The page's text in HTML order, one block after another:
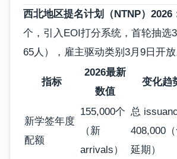
西北地区提名计划（NTNP）2026
个，引入EOI打分系统，首轮抽选
65人），雇主驱动类别3月9日开放
指标
2026最新
数值
变化趋
新学签年度
配额
155,000个
（新
arrivals）
总
408,000
延期）